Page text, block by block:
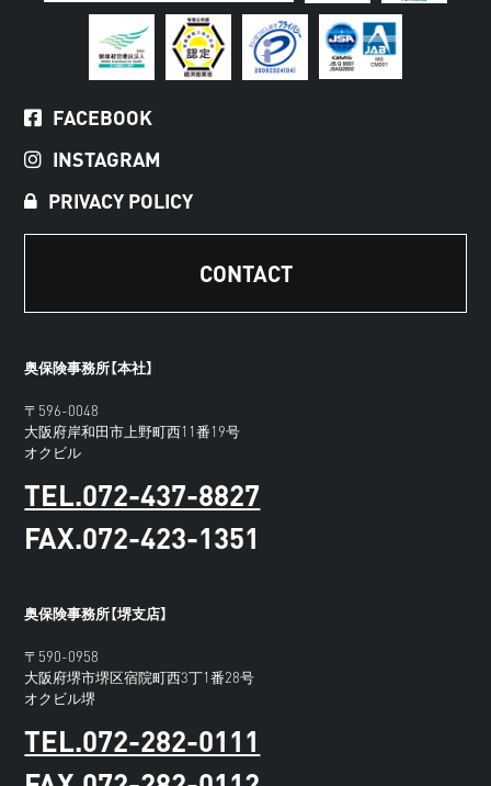
FACEBOOK
INSTAGRAM
PRIVACY POLICY
CONTACT
奥保険事務所【本社】
〒596-0048
大阪府岸和田市上野町西11番19号
オクビル
TEL.072-437-8827
FAX.072-423-1351
奥保険事務所【堺支店】
〒590-0958
大阪府堺市堺区宿院町西3丁1番28号
オクビル堺
TEL.072-282-0111